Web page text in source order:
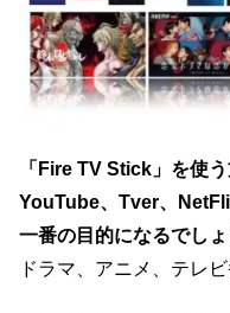
「Fire TV Stick」を使
YouTube、Tver、
一番の目的になるでしょ
ドラマ、アニメ、テレ